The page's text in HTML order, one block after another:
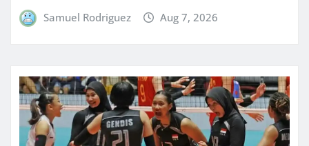
Samuel Rodriguez Aug 7, 2026